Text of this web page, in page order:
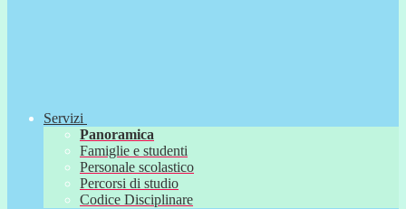
Servizi
Panoramica
Famiglie e studenti
Personale scolastico
Percorsi di studio
Codice Disciplinare